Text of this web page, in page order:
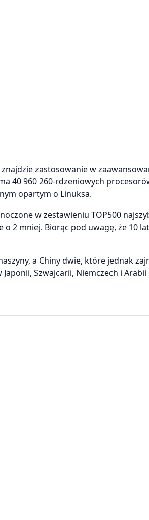
zastosowanie w
40 960 260-rdzeniowych
opartym o Linuksa.
w zestawieniu TOP500
2 mniej. Biorąc pod uwagę, że 10
a Chiny dwie, które jednak
Szwajcarii, Niemczech i Arabii